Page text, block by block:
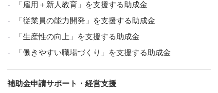
「雇用＋新人教育」を支援する助成金
「従業員の能力開発」を支援する助成金
「生産性の向上」を支援する助成金
「働きやすい職場づくり」を支援する助成金
補助金申請サポート・経営支援